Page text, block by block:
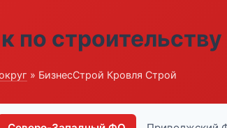
по
» БизнесСтрой Кровля Строй